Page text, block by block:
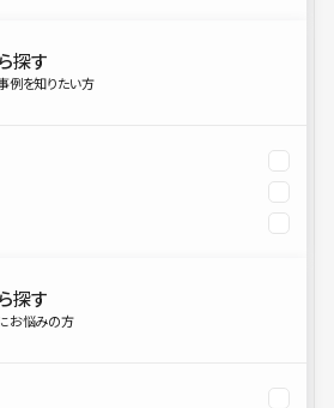
探す
例を知りたい方
探す
お悩みの方